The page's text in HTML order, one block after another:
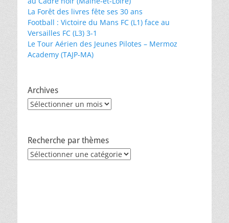
La Forêt des livres fête ses 30 ans
Football : Victoire du Mans FC (L1) face au
Versailles FC (L3) 3-1
Le Tour Aérien des Jeunes Pilotes – Mermoz
Academy (TAJP-MA)
Archives
Archives
Recherche par thèmes
Recherche